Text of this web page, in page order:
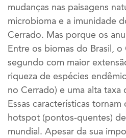
mudanças nas paisagens
microbioma e a imunidade
Cerrado. Mas porque os
Entre os biomas do Brasil, o
segundo com maior
riqueza de espécies
no Cerrado) e uma alta taxa
Essas características
hotspot (pontos-quentes)
mundial. Apesar da sua